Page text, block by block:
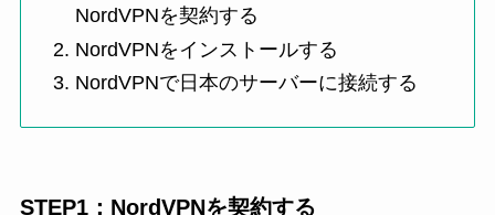
NordVPNを契約する
NordVPNをインストールする
NordVPNで日本のサーバーに接続する
STEP1：NordVPNを契約する